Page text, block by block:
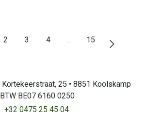
2 3 4 … 15
Kortekeerstraat, 25 • 8851 Koolskamp
BTW BE07 6160 0250
+32 0475 25 45 04